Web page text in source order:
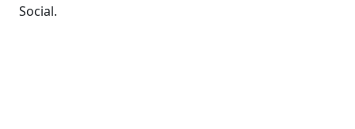
Social.